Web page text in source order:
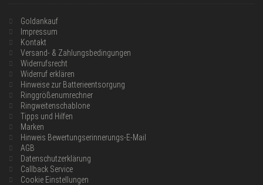
Goldankauf
Impressum
Kontakt
Versand- & Zahlungsbedingungen
Widerrufsrecht
Widerruf erklären
Hinweise zur Batterieentsorgung
Ringgrößenumrechner
Ringweitenschablone
Tipps und Hilfen
Marken
Hinweis Bewertungserinnerungs-E-Mail
AGB
Datenschutzerklärung
Callback Service
Cookie Einstellungen